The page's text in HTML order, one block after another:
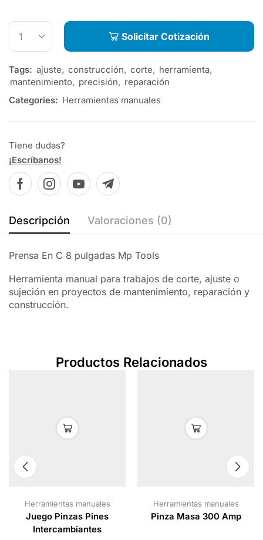
Solicitar Cotización
Tags: ajuste, construcción, corte, herramienta,
mantenimiento, precisión, reparación
Categories: Herramientas manuales
Tiene dudas?
¡Escríbanos!
Descripción Valoraciones (0)
Prensa En C 8 pulgadas Mp Tools
Herramienta manual para trabajos de corte, ajuste o
sujeción en proyectos de mantenimiento, reparación y
construcción.
Productos Relacionados
Herramientas manuales
Juego Pinzas Pines
Intercambiantes
Herramientas manuales
Pinza Masa 300 Amp